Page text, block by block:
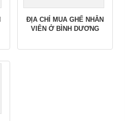
ĐỊA CHỈ MUA GHẾ NHÂN
VIÊN Ở BÌNH DƯƠNG